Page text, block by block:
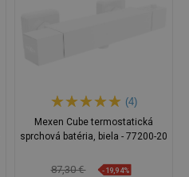
(4)
Mexen Cube termostatická
sprchová batéria, biela - 77200-20
87,30 € -19,94%